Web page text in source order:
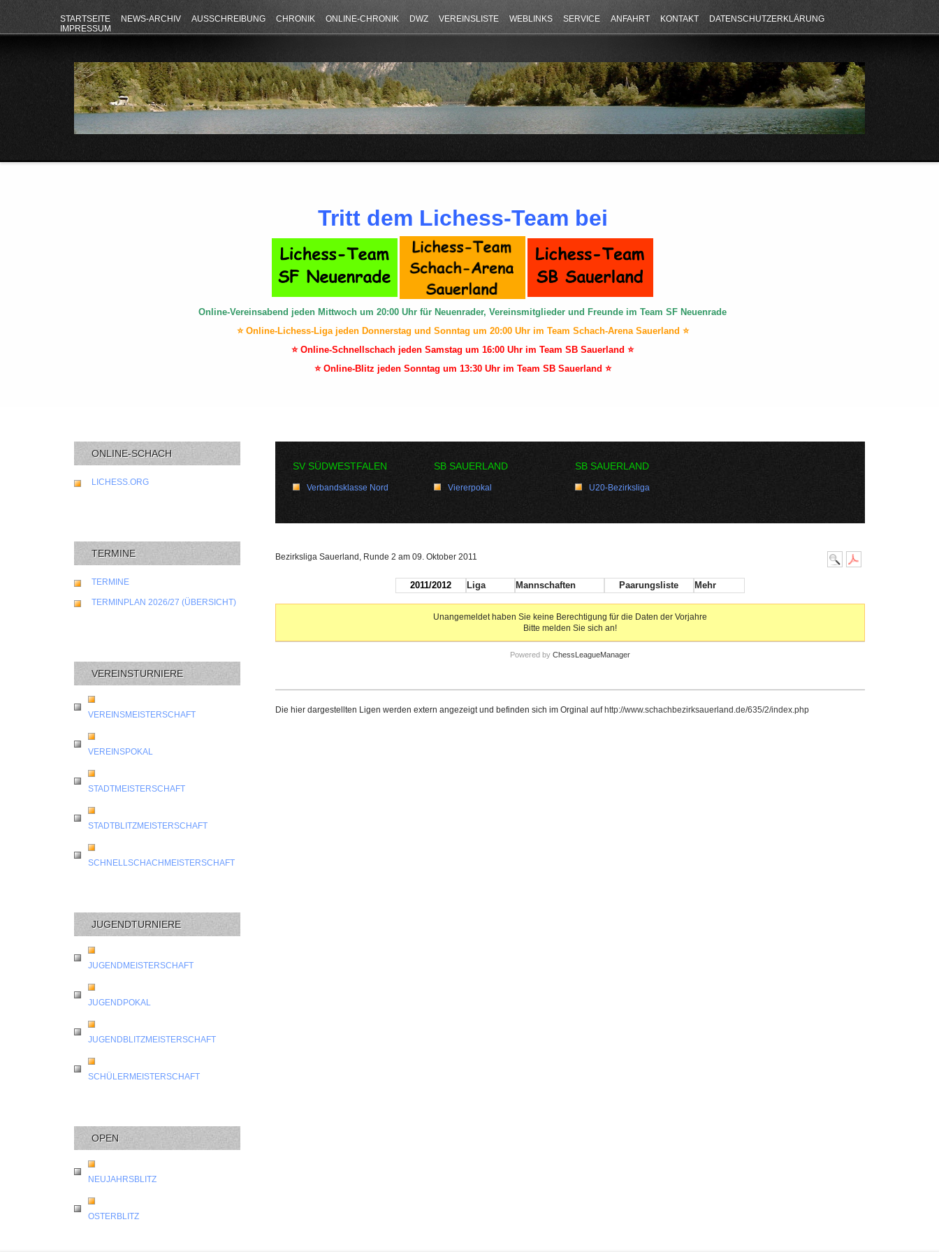
STARTSEITE NEWS-ARCHIV AUSSCHREIBUNG CHRONIK ONLINE-CHRONIK DWZ VEREINSLISTE WEBLINKS SERVICE ANFAHRT KONTAKT
DATENSCHUTZERKLÄRUNG
IMPRESSUM
Tritt dem Lichess-Team bei
Online-Vereinsabend jeden Mittwoch um 20:00 Uhr für Neuenrader, Vereinsmitglieder und Freunde im Team SF Neuenrade
⭐ Online-Lichess-Liga jeden Donnerstag und Sonntag um 20:00 Uhr im Team Schach-Arena Sauerland ⭐
⭐ Online-Schnellschach jeden Samstag um 16:00 Uhr im Team SB Sauerland ⭐
⭐ Online-Blitz jeden Sonntag um 13:30 Uhr im Team SB Sauerland ⭐
ONLINE-SCHACH
LICHESS.ORG
TERMINE
TERMINE
TERMINPLAN 2026/27 (ÜBERSICHT)
VEREINSTURNIERE
VEREINSMEISTERSCHAFT
VEREINSPOKAL
STADTMEISTERSCHAFT
STADTBLITZMEISTERSCHAFT
SCHNELLSCHACHMEISTERSCHAFT
JUGENDTURNIERE
JUGENDMEISTERSCHAFT
JUGENDPOKAL
JUGENDBLITZMEISTERSCHAFT
SCHÜLERMEISTERSCHAFT
OPEN
NEUJAHRSBLITZ
OSTERBLITZ
SV SÜDWESTFALEN
Verbandsklasse Nord
SB SAUERLAND
Viererpokal
SB SAUERLAND
U20-Bezirksliga
Bezirksliga Sauerland, Runde 2 am 09. Oktober 2011
2011/2012 Liga Mannschaften Paarungsliste Mehr
Unangemeldet haben Sie keine Berechtigung für die Daten der Vorjahre
Bitte melden Sie sich an!
Powered by ChessLeagueManager
Die hier dargestellten Ligen werden extern angezeigt und befinden sich im Orginal aufhttp://www.schachbezirksauerland.de/635/2/index.php